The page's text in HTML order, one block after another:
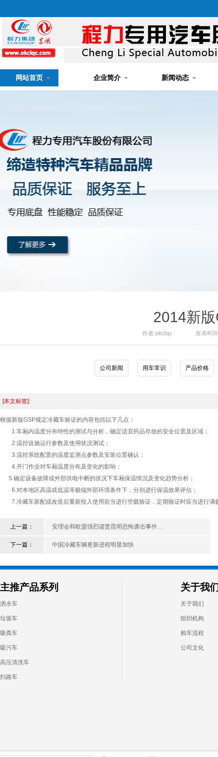
网站首页 企业简介 新闻动态
2014新
作者:okclqc 发布时
公司新闻 用车常识 产品价格
[本文标签]:
根据新版GSP规定冷藏车验证的内容包括以下几点：
1.车厢内温度分布特性的测试与分析，确定适宜药品存放的安全位置及区域；
2.温控设施运行参数及使用状况测试；
3.温控系统配置的温度监测点参数及安装位置确认；
4.开门作业对车厢温度分布及变化的影响；
5.确定设备故障或外部供电中断的状况下车厢保温情况及变化趋势分析；
6.对本地区高温或低温等极端外部环境条件下，分别进行保温效果评估；
7.冷藏车新配或改造后重新投入使用前当进行空载验证，定期验证时应当进行满
上一篇： 安理会和欧盟强烈谴责昆明恐怖袭击事件…
下一篇： 中国冷藏车辆更新进程明显加快
主推产品系列
洒水车
垃圾车
吸粪车
吸污车
高压清洗车
扫路车
关于我
关于我们
组织机构
购车流程
公司文化